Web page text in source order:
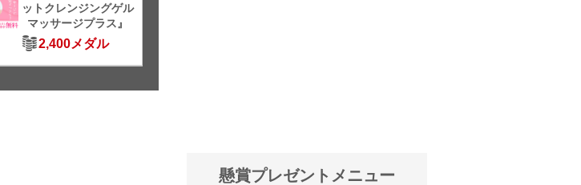
ットクレンジングゲル
マッサージプラス』
2,400メダル
懸賞プレゼントメニュー